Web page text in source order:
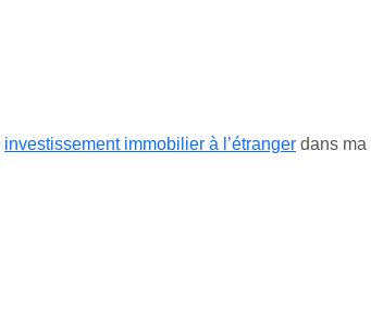
investissement immobilier à l’étranger dans